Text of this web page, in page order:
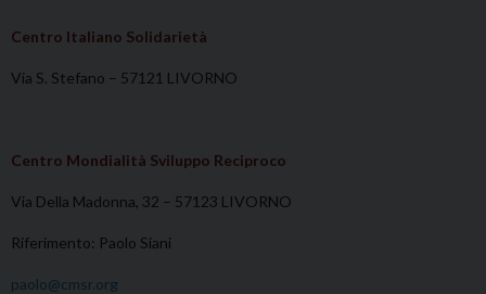
Centro Italiano Solidarietà
Via S. Stefano – 57121 LIVORNO
Centro Mondialità Sviluppo Reciproco
Via Della Madonna, 32 – 57123 LIVORNO
Riferimento: Paolo Siani
paolo@cmsr.org